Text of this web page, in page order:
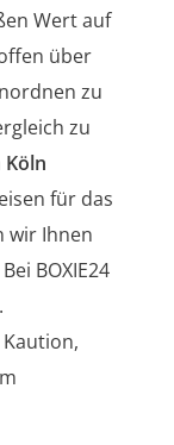
Wert auf
über
zu
zu
Köln
wir Ihnen
BOXIE24